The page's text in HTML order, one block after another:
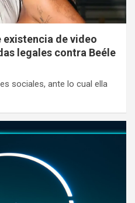
de video
legales contra Beéle
sociales, ante lo cual ella